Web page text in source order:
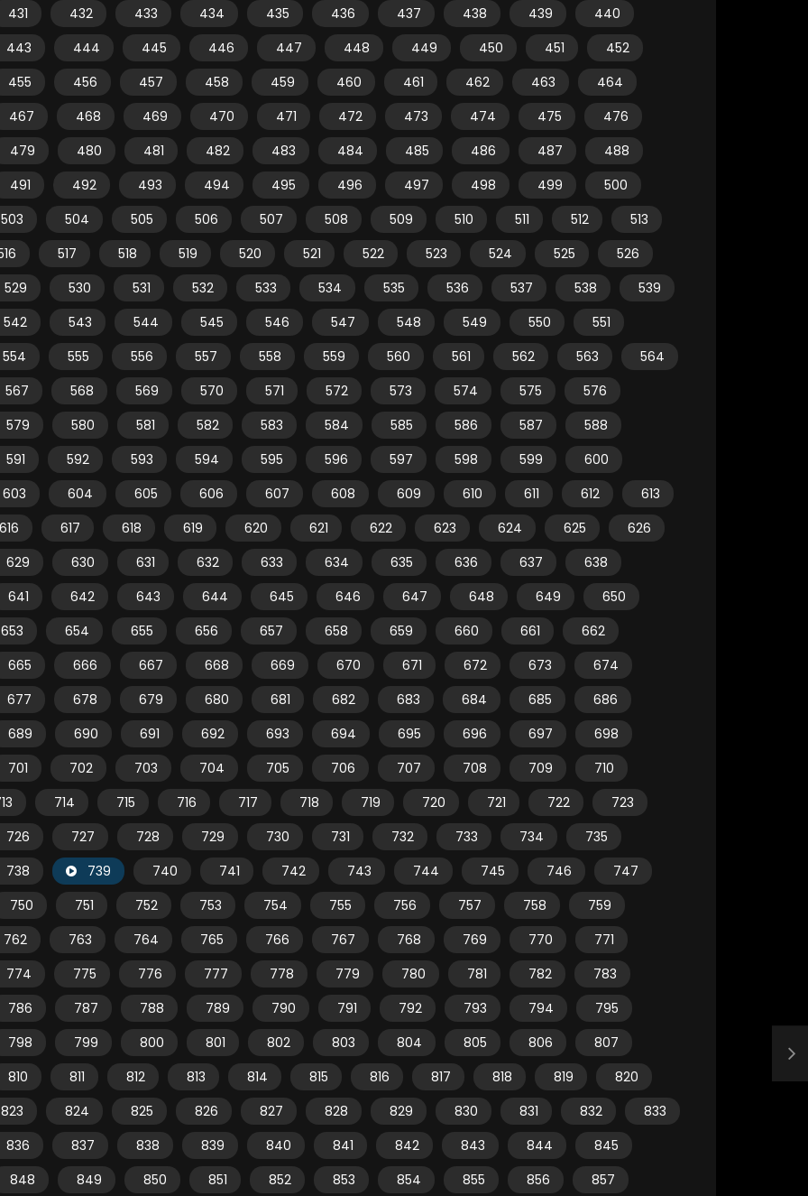
431
432 433 434 435 436 437 438 439
440
443
444 445 446 447 448 449 450 451
452
455
456 457 458 459 460 461 462 463
464
467
468 469 470 471 472 473 474 475
476
479
480 481 482 483 484 485 486 487
488
491
492 493 494 495 496 497 498 499
500
503
504 505 506 507 508 509 510 511 512
513
517 518 519 520 521 522 523 524 525
526
529
530 531 532 533 534 535 536 537 538
539
542
543 544 545 546 547 548 549 550
551
554
555 556 557 558 559 560 561 562 563
564
567
568 569 570 571 572 573 574 575
576
579
580 581 582 583 584 585 586 587
588
591
592 593 594 595 596 597 598 599
600
603
604 605 606 607 608 609 610 611 612
613
616
617 618 619 620 621 622 623 624 625
626
629
630 631 632 633 634 635 636 637
638
641
642 643 644 645 646 647 648 649
650
653
654 655 656 657 658 659 660 661
662
665
666 667 668 669 670 671 672 673
674
677
678 679 680 681 682 683 684 685
686
689
690 691 692 693 694 695 696 697
698
701
702 703 704 705 706 707 708 709
710
714 715 716 717 718 719 720 721 722
723
726
727 728 729 730 731 732 733 734
735
738
739 740 741 742 743 744 745 746
747
750
751 752 753 754 755 756 757 758
759
762
763 764 765 766 767 768 769 770
771
774
775 776 777 778 779 780 781 782
783
786
787 788 789 790 791 792 793 794
795
798
799 800 801 802 803 804 805 806
807
810
811 812 813 814 815 816 817 818 819
820
823
824 825 826 827 828 829 830 831 832
833
836
837 838 839 840 841 842 843 844
845
848
849 850 851 852 853 854 855 856 857